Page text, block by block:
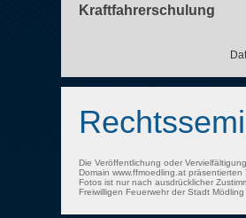
Kraftfahrerschulung
Die Veröffentlichung oder
Domain www.ffmoedling.at präsentierten
Fotos ist nur nach ausdrücklicher
Freiwilligen Feuerwehr der Stadt Mödling